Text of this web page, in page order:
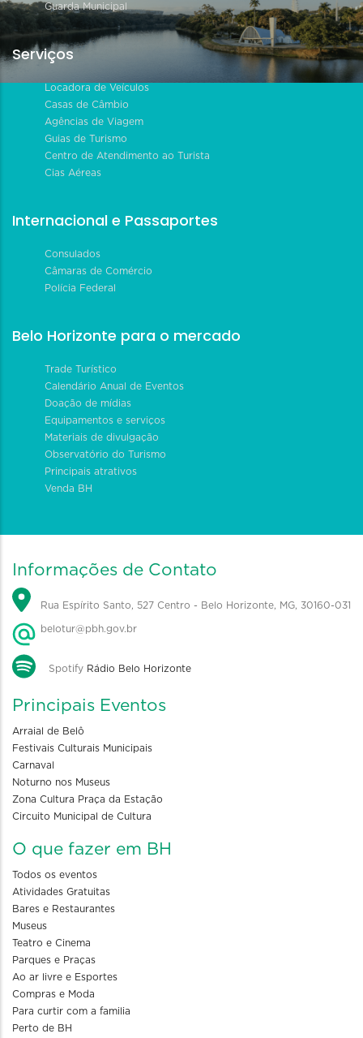
Guarda Municipal
Serviços
Locadora de Veículos
Casas de Câmbio
Agências de Viagem
Guias de Turismo
Centro de Atendimento ao Turista
Cias Aéreas
Internacional e Passaportes
Consulados
Câmaras de Comércio
Polícia Federal
Belo Horizonte para o mercado
Trade Turístico
Calendário Anual de Eventos
Doação de mídias
Equipamentos e serviços
Materiais de divulgação
Observatório do Turismo
Principais atrativos
Venda BH
Informações de Contato
Rua Espírito Santo, 527 Centro - Belo Horizonte, MG, 30160-031
belotur@pbh.gov.br
Spotify Rádio Belo Horizonte
Principais Eventos
Arraial de Belô
Festivais Culturais Municipais
Carnaval
Noturno nos Museus
Zona Cultura Praça da Estação
Circuito Municipal de Cultura
O que fazer em BH
Todos os eventos
Atividades Gratuitas
Bares e Restaurantes
Museus
Teatro e Cinema
Parques e Praças
Ao ar livre e Esportes
Compras e Moda
Para curtir com a familia
Perto de BH